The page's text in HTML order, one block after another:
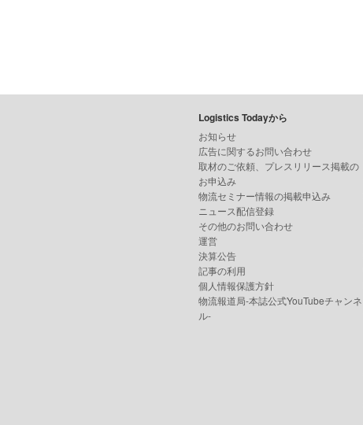
Logistics Todayから
お知らせ
広告に関するお問い合わせ
取材のご依頼、プレスリリース掲載の
お申込み
物流セミナー情報の掲載申込み
ニュース配信登録
その他のお問い合わせ
運営
決算公告
記事の利用
個人情報保護方針
物流報道局-本誌公式YouTubeチャンネ
ル-